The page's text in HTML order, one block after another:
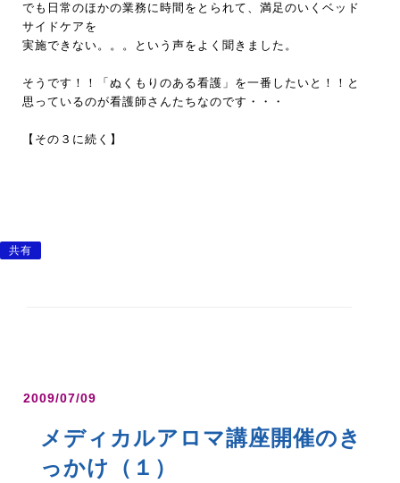
でも日常のほかの業務に時間をとられて、満足のいくベッド
サイドケアを
実施できない。。。という声をよく聞きました。
そうです！！「ぬくもりのある看護」を一番したいと！！と
思っているのが看護師さんたちなのです・・・
【その３に続く】
共有
2009/07/09
メディカルアロマ講座開催のき
っかけ（１）